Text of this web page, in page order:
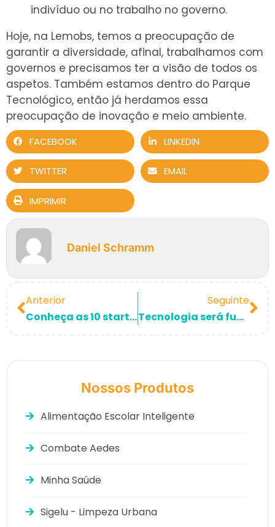
indivíduo ou no trabalho no governo.
Hoje, na Lemobs, temos a preocupação de
garantir a diversidade, afinal, trabalhamos com
governos e precisamos ter a visão de todos os
aspetos. Também estamos dentro do Parque
Tecnológico, então já herdamos essa
preocupação de inovação e meio ambiente.
FACEBOOK LINKEDIN
TWITTER EMAIL
IMPRIMIR
Daniel Schramm
Anterior
Conheça as 10 startups reconhecidas pelo inovabra e 100 Open Startups
Seguinte
Tecnologia será fundamental para alcançar o que foi acordado na COP26
Nossos Produtos
Alimentação Escolar Inteligente
Combate Aedes
Minha Saúde
Sigelu - Limpeza Urbana